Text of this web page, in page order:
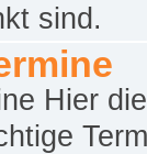
sind.
Hier die